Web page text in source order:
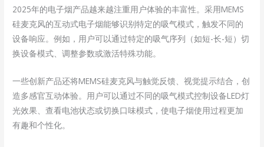
2025年的电子烟产品越来越注重用户体验的丰富性。采用MEMS
硅麦克风的互动式电子烟能够识别特定的吸气模式，触发不同的
设备响应。例如，用户可以通过特定的吸气序列（如短-长-短）切
换设备模式、调整参数或激活特殊功能。
一些创新产品还将MEMS硅麦克风与触觉反馈、视觉提示结合，创
造多感官互动体验。用户可以通过不同的吸气模式控制设备LED灯
光效果、查看电池状态或切换口味模式，使电子烟使用过程更加
有趣和个性化。